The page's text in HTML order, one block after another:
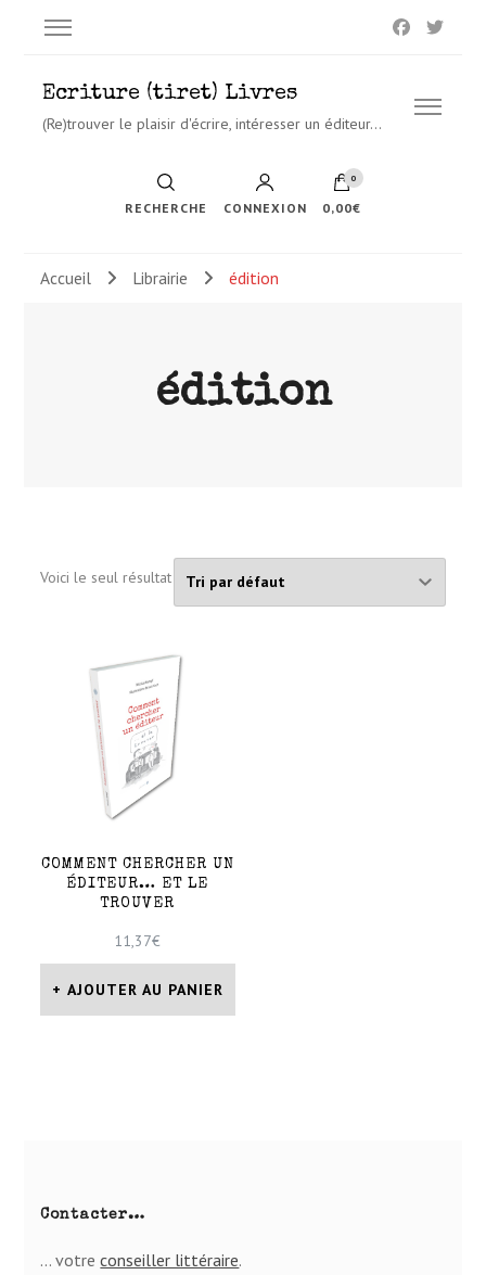
Ecriture (tiret) Livres
(Re)trouver le plaisir d'écrire, intéresser un éditeur…
RECHERCHE CONNEXION
0
0,00€
Accueil Librairie édition
édition
Voici le seul résultat
COMMENT CHERCHER UN
ÉDITEUR… ET LE
TROUVER
11,37€
AJOUTER AU PANIER
Contacter…
… votreconseiller lit­té­raire.